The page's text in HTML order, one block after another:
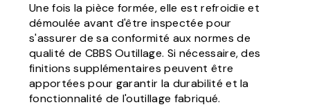
Une fois la pièce formée, elle est refroidie et
démoulée avant d'être inspectée pour
s'assurer de sa conformité aux normes de
qualité de CBBS Outillage. Si nécessaire, des
finitions supplémentaires peuvent être
apportées pour garantir la durabilité et la
fonctionnalité de l'outillage fabriqué.